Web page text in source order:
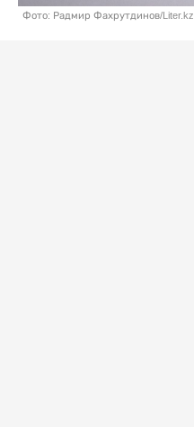
Фото: Радмир Фахрутдинов/Liter.kz